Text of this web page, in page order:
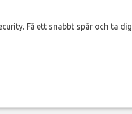
Få ett snabbt spår och ta dig